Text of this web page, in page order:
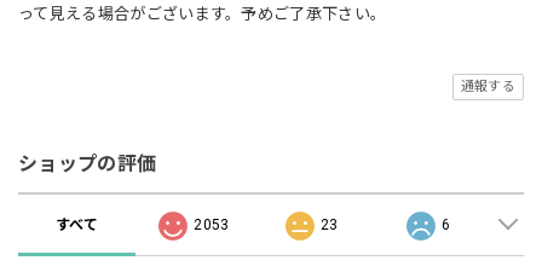
って見える場合がございます。予めご了承下さい。
通報する
ショップの評価
すべて 2053 23 6